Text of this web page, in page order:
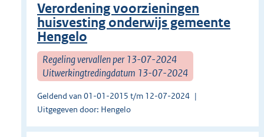
Verordening voorzieningen
huisvesting onderwijs gemeente
Hengelo
Regeling vervallen per 13-07-2024
Uitwerkingtredingdatum 13-07-2024
Geldend van 01-01-2015 t/m 12-07-2024
Uitgegeven door: Hengelo